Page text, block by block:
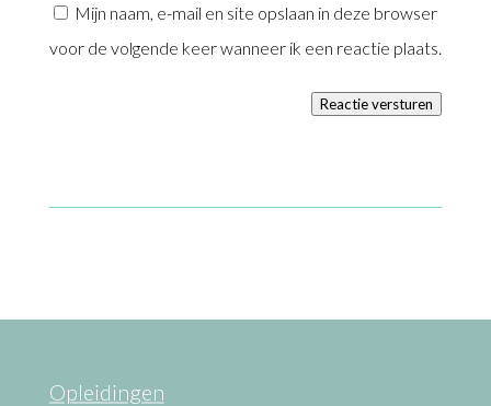
Mijn naam, e-mail en site opslaan in deze browser
voor de volgende keer wanneer ik een reactie plaats.
Reactie versturen
Opleidingen